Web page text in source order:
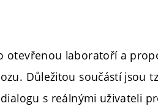
otevřenou laboratoří a
Důležitou součástí jsou
s reálnými uživateli